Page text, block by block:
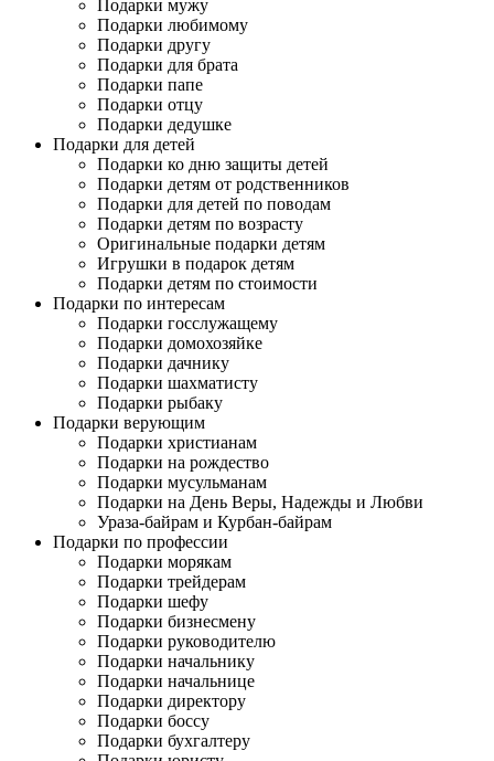
Подарки мужу
Подарки любимому
Подарки другу
Подарки для брата
Подарки папе
Подарки отцу
Подарки дедушке
Подарки для детей
Подарки ко дню защиты детей
Подарки детям от родственников
Подарки для детей по поводам
Подарки детям по возрасту
Оригинальные подарки детям
Игрушки в подарок детям
Подарки детям по стоимости
Подарки по интересам
Подарки госслужащему
Подарки домохозяйке
Подарки дачнику
Подарки шахматисту
Подарки рыбаку
Подарки верующим
Подарки христианам
Подарки на рождество
Подарки мусульманам
Подарки на День Веры, Надежды и Любви
Ураза-байрам и Курбан-байрам
Подарки по профессии
Подарки морякам
Подарки трейдерам
Подарки шефу
Подарки бизнесмену
Подарки руководителю
Подарки начальнику
Подарки начальнице
Подарки директору
Подарки боссу
Подарки бухгалтеру